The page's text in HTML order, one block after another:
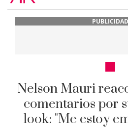
PUBLICIDAD
Nelson Mauri
comentarios por
look: "Me estoy